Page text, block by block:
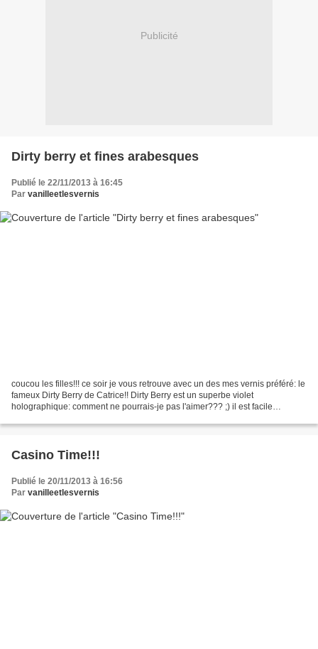
Publicité
Dirty berry et fines arabesques
Publié le 22/11/2013 à 16:45
Par vanilleetlesvernis
coucou les filles!!! ce soir je vous retrouve avec un des mes vernis préféré: le
fameux Dirty Berry de Catrice!! Dirty Berry est un superbe violet
holographique: comment ne pourrais-je pas l'aimer??? ;) il est facile
Casino Time!!!
Publié le 20/11/2013 à 16:56
Par vanilleetlesvernis